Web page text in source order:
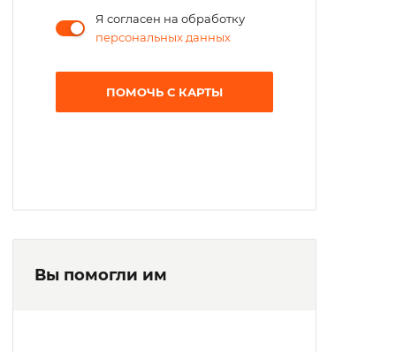
Я согласен на обработку
персональных данных
ПОМОЧЬ С КАРТЫ
Вы помогли им